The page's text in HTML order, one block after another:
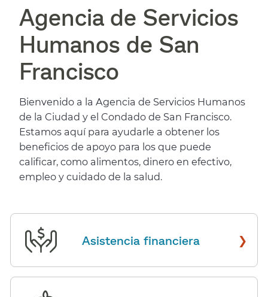
Agencia de Servicios
Humanos de San
Francisco​​
Bienvenido a la Agencia de Servicios Humanos
de la Ciudad y el Condado de San Francisco.
Estamos aquí para ayudarle a obtener los
beneficios de apoyo para los que puede
calificar, como alimentos, dinero en efectivo,
empleo y cuidado de la salud.​​
Asistencia financiera ›